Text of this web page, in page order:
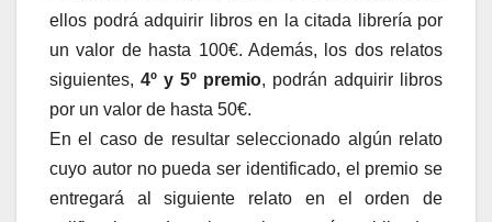
ellos podrá adquirir libros en la citada librería por
un valor de hasta 100€. Además, los dos relatos
siguientes, 4º y 5º premio, podrán adquirir libros
por un valor de hasta 50€.
En el caso de resultar seleccionado algún relato
cuyo autor no pueda ser identificado, el premio se
entregará al siguiente relato en el orden de